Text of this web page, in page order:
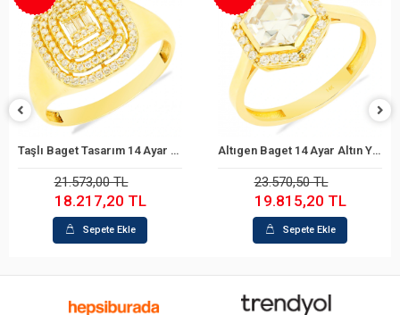
Sepete Ekle
Taşlı Baget Tasarım 14 Ayar Altın Yüzük
TL
TL
Sepete Ekle
Sepete Ekle
Altıgen Baget 14 Ayar Altın Yüzük
23.570,50 TL
19.815,20 TL
Sepete Ekle